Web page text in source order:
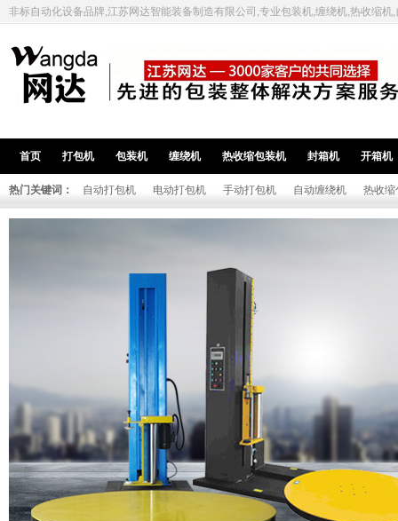
非标自动化设备品牌,江苏网达智能装备制造有限公司,专业包装机,缠绕机,热收缩机
首页 打包机 包装机 缠绕机 热收缩包装机 封箱机 开箱机
热门关键词： 自动打包机 电动打包机 手动打包机 自动缠绕机 热收缩